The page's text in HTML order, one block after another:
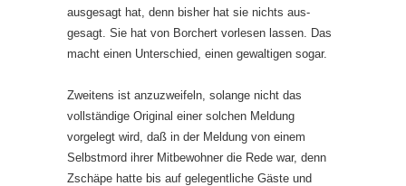
ausgesagt hat, denn bisher hat sie nichts aus­
gesagt. Sie hat von Borchert vorlesen lassen. Das
macht einen Unterschied, einen gewaltigen sogar.
Zweitens ist anzuzweifeln, solange nicht das
vollständige Original einer solchen Meldung
vorgelegt wird, daß in der Meldung von einem
Selbst­mord ihrer Mitbewohner die Rede war, denn
Zschäpe hatte bis auf gele­gentliche Gäste und